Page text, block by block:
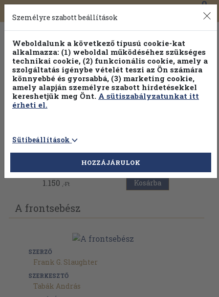
Toggle
navigation
0
Válogasson több mint 1.000.000 kiadványunk közül
100% kedvezménnyel!
Vissza az előző oldalra
1.150 ,-Ft Kosárba
A frontsebész
SZERZŐ
Frank G. Slaughter
SZERKESZTŐ
Tabák András
Személyre szabott beállítások
Weboldalunk a következő típusú cookie-kat
alkalmazza: (1) weboldal működéséhez szükséges
technikai cookie, (2) funkcionális cookie, amely a
szolgáltatás igénybe vételét teszi az Ön számára
könnyebbé és gyorsabbá, (3) marketing cookie,
amely alapján személyre szabott hirdetésekkel
kereshetjük meg Önt. A sütiszabályzatunkat itt
érheti el.
Sütibeállítások
HOZZÁJÁRULOK